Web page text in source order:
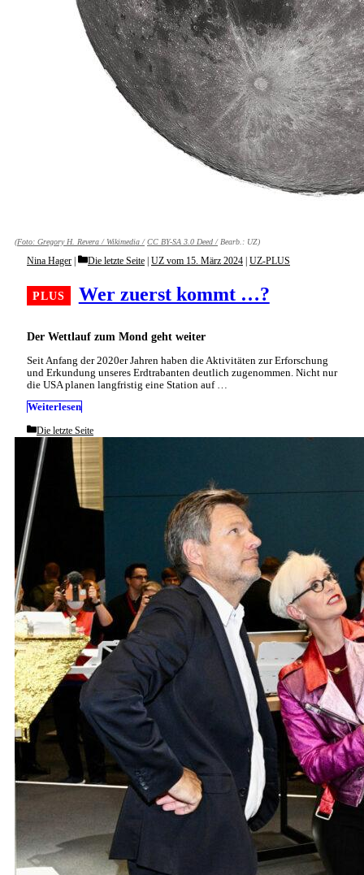
(Foto: Gregory H. Revera / Wikimedia / CC BY-SA 3.0 Deed /Bearb.: UZ)
Der Wettlauf zum Mond geht weiter
Wer zuerst kommt …?
Nina Hager Categories
Die letzte Seite UZ vom 15. März 2024 UZ-PLUS
Seit Anfang der 2020er Jahren haben die Aktivitäten zur Erforschung
und Erkundung unseres Erdtrabanten deutlich zugenommen. Nicht nur
die USA planen langfristig eine Station auf …
Weiterlesen
Categories
Die letzte Seite